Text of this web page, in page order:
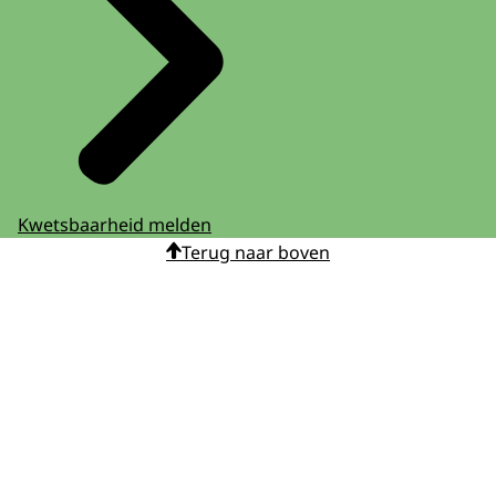
Kwetsbaarheid melden
Terug naar boven